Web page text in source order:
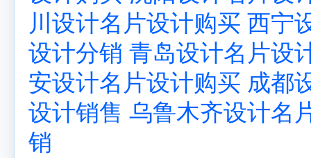
川设计名片设计购买 西宁
设计分销 青岛设计名片设
安设计名片设计购买 成都
设计销售 乌鲁木齐设计名
销